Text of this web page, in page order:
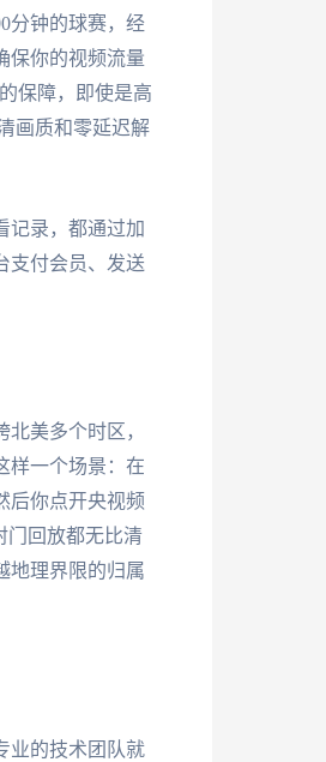
分钟的球赛，经
保你的视频流量
保障，即使是高
画质和零延迟解
记录，都通过加
支付会员、发送
美多个时区，
样一个场景：在
后你点开央视频
门回放都无比清
地理界限的归属
业的技术团队就